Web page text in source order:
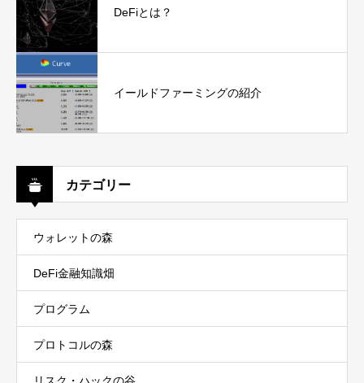
DeFiとは？
イールドファーミングの紹介
カテゴリー
ウォレットの森
DeFi金融知識畑
プログラム
プロトコルの森